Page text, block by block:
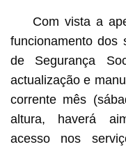
Com vista a
funcionamento dos
de Segurança
actualização e
corrente mês
altura, haverá
acesso nos